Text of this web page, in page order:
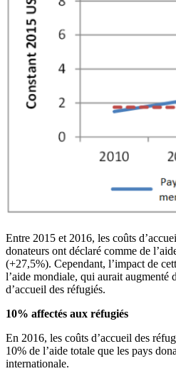
Entre 2015 et 2016, les coûts
donateurs ont déclaré comme de
(+27,5%). Cependant, l’impact de
l’aide mondiale, qui aurait augmenté
d’accueil des réfugiés.
10% affectés aux réfugiés
En 2016, les coûts d’accueil des
10% de l’aide totale que les pays
internationale.